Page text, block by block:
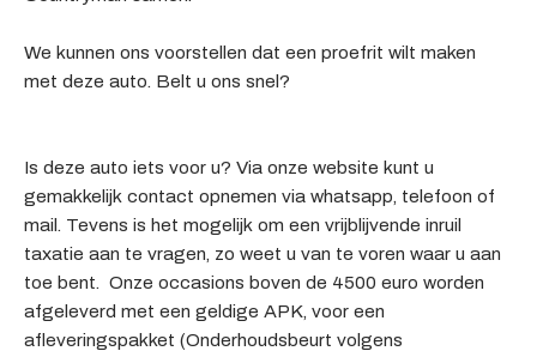
We kunnen ons voorstellen dat een proefrit wilt maken
met deze auto. Belt u ons snel?
Is deze auto iets voor u? Via onze website kunt u
gemakkelijk contact opnemen via whatsapp, telefoon of
mail. Tevens is het mogelijk om een vrijblijvende inruil
taxatie aan te vragen, zo weet u van te voren waar u aan
toe bent. Onze occasions boven de 4500 euro worden
afgeleverd met een geldige APK, voor een
afleveringspakket (Onderhoudsbeurt volgens